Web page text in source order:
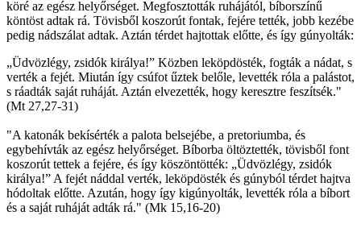
köré az egész helyőrséget. Megfosztották ruhájától, bíborszínű
köntöst adtak rá. Tövisből koszorút fontak, fejére tették, jobb kezébe
pedig nádszálat adtak. Aztán térdet hajtottak előtte, és így gúnyolták:
„Üdvözlégy, zsidók királya!” Közben leköpdösték, fogták a nádat, s
verték a fejét. Miután így csúfot űztek belőle, levették róla a palástot,
s ráadták saját ruháját. Aztán elvezették, hogy keresztre feszítsék."
(Mt 27,27-31)
"A katonák bekísérték a palota belsejébe, a pretoriumba, és
egybehívták az egész helyőrséget. Bíborba öltöztették, tövisből font
koszorút tettek a fejére, és így köszöntötték: „Üdvözlégy, zsidók
királya!” A fejét náddal verték, leköpdösték és gúnyból térdet hajtva
hódoltak előtte. Azután, hogy így kigúnyolták, levették róla a bíbort
és a saját ruháját adták rá." (Mk 15,16-20)